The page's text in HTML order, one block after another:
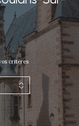
critères